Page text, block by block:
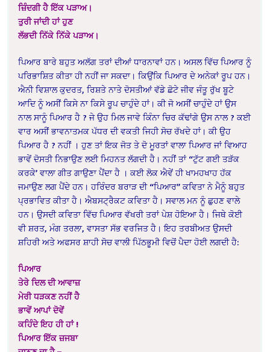
ਜ਼ਿੰਦਗੀ ਹੈ ਇੱਕ ਪੜਾਅ।
ਤੁਰੀ ਜਾਂਦੀ ਹਾਂ ਹੁਣ
ਲੱਭਦੀ ਨਿੱਕੇ ਨਿੱਕੇ ਪੜਾਅ।
ਪਿਆਰ ਬਾਰੇ ਬਹੁਤ ਅਲੱਗ ਤਰਾਂ ਦੀਆਂ ਧਾਰਨਾਵਾਂ ਹਨ। ਅਸਲ ਵਿੱਚ ਪਿਆਰ ਨੂੰ
ਪਰਿਭਾਸ਼ਿਤ ਕੀਤਾ ਹੀ ਨਹੀਂ ਜਾ ਸਕਦਾ। ਕਿਉਂਕਿ ਪਿਆਰ ਦੇ ਅਨੇਕਾਂ ਰੂਪ ਹਨ।
ਐਨੀ ਵਿਸ਼ਾਲ ਕੁਦਰਤ, ਰਿਸ਼ਤੇ ਨਾਤੇ ਦੋਸਤੀਆਂ ਵੱਡੇ ਛੋਟੇ ਜੀਵ ਜੰਤੂ ਰੁੱਖ ਬੂਟੇ
ਆਦਿ ਨੂੰ ਅਸੀਂ ਕਿਸੇ ਨਾ ਕਿਸੇ ਰੂਪ ਚਾਹੁੰਦੇ ਹਾਂ। ਕੀ ਜੋ ਅਸੀਂ ਚਾਹੁੰਦੇ ਹਾਂ ਉਸ
ਨਾਲ ਸਾਨੂੰ ਪਿਆਰ ਹੈ ? ਜੇ ਉਹ ਮਿਲ ਜਾਵੇ ਕਿੰਨਾ ਚਿਰ ਕੱਢਾਂਗੇ ਉਸ ਨਾਲ ? ਕਈ
ਵਾਰ ਅਸੀਂ ਭਾਵਨਾਤਮਕ ਪੱਧਰ ਦੀ ਵਕਤੀ ਜਿਹੀ ਸੋਚ ਰੱਖਦੇ ਹਾਂ। ਕੀ ਉਹ
ਪਿਆਰ ਹੈ ? ਨਹੀਂ । ਹੁਣ ਤਾਂ ਇਕ ਜੋਤ ਤੇ ਦੋ ਮੂਰਤਾਂ ਵਾਲਾ ਪਿਆਰ ਜਾਂ ਵਿਆਹ
ਭਾਵੇਂ ਦੋਸਤੀ ਨਿਭਾਉਣ ਲਈ ਮਿਹਨਤ ਲੱਗਦੀ ਹੈ। ਨਹੀਂ ਤਾਂ “ਟੁੱਟ ਗਈ ਤੜੱਕ
ਕਰਕੇ’ ਵਾਲਾ ਗੀਤ ਗਾਉਣਾ ਪੈਂਦਾ ਹੈ । ਕਈ ਲੋਕ ਐਵੇਂ ਹੀ ਖਾਮਹਖਾਹ ਹੱਕ
ਜਮਾਉਣ ਲਗ ਪੈਂਦੇ ਹਨ। ਹਰਿੰਦਰ ਬਰਾੜ ਦੀ “ਪਿਆਰ” ਕਵਿਤਾ ਨੇ ਮੈਨੂੰ ਬਹੁਤ
ਪ੍ਰਭਾਵਿਤ ਕੀਤਾ ਹੈ। ਐਬਸਟ੍ਰੈਕਟ ਕਵਿਤਾ ਹੈ। ਸਵਾਲ ਮਨ ਨੂੰ ਛੁਹਣ ਵਾਲੇ
ਹਨ। ਉਸਦੀ ਕਵਿਤਾ ਵਿੱਚ ਪਿਆਰ ਵੱਖਰੀ ਤਰਾਂ ਪੇਸ਼ ਹੋਇਆ ਹੈ। ਜਿਥੇ ਕੋਈ
ਵੀ ਸ਼ਰਤ, ਮੰਗ ਤਰਲਾ, ਵਾਸਤਾ ਸੱਭ ਵਰਜਿਤ ਹੈ। ਇਹ ਤਰਬੀਅਤ ਉਸਦੀ
ਸ਼ਹਿਰੀ ਅਤੇ ਅਫਸਰ ਸ਼ਾਹੀ ਸੋਚ ਵਾਲੀ ਪਿੱਠਭੂਮੀ ਵਿਚੋਂ ਪੈਦਾ ਹੋਈ ਲਗਦੀ ਹੈ:
ਪਿਆਰ
ਤੇਰੇ ਦਿਲ ਦੀ ਆਵਾਜ਼
ਮੇਰੀ ਧੜਕਣ ਨਹੀਂ ਹੈ
ਭਾਵੇਂ ਆਪਾਂ ਦੋਵੇਂ
ਕਹਿੰਦੇ ਇਹ ਹੀ ਹਾਂ !
ਪਿਆਰ ਇੱਕ ਜ਼ਜਬਾ